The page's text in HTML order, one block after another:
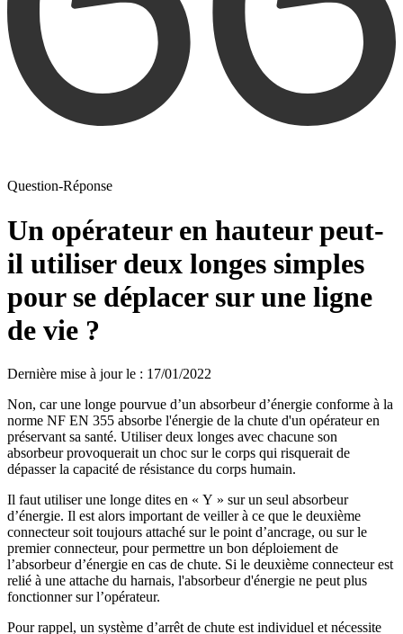
Question-Réponse
Un opérateur en hauteur peut-
il utiliser deux longes simples
pour se déplacer sur une ligne
de vie ?
Dernière mise à jour le : 17/01/2022
Non, car une longe pourvue d’un absorbeur d’énergie conforme à la
norme NF EN 355 absorbe l'énergie de la chute d'un opérateur en
préservant sa santé. Utiliser deux longes avec chacune son
absorbeur provoquerait un choc sur le corps qui risquerait de
dépasser la capacité de résistance du corps humain.
Il faut utiliser une longe dites en « Y » sur un seul absorbeur
d’énergie. Il est alors important de veiller à ce que le deuxième
connecteur soit toujours attaché sur le point d’ancrage, ou sur le
premier connecteur, pour permettre un bon déploiement de
l’absorbeur d’énergie en cas de chute. Si le deuxième connecteur est
relié à une attache du harnais, l'absorbeur d'énergie ne peut plus
fonctionner sur l’opérateur.
Pour rappel, un système d’arrêt de chute est individuel et nécessite